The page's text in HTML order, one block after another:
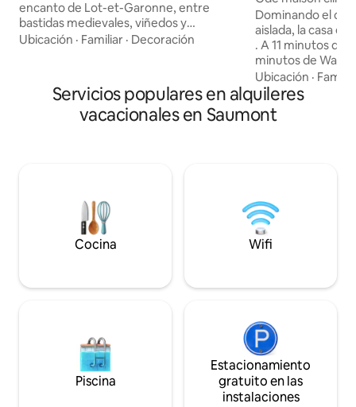
encanto de Lot-et-Garonne, entre
bastidas medievales, viñedos y
gastronomía del suroeste. Disfrute de
Gers, nuestra casa es el punto de partida
perfecto para explorar mercados,
Ubicación · Familiar · Decoración
Agen-Walygator
Dominando el
aislada, la casa
. A 11 minutos de
minutos de
15 minutos de Agen y
vivienda de 170
espacios de vida
con piscina,
comodidades.
Ubicación ·
Servicios populares en alquileres
vacacionales en Saumont
Cocina Wifi
Piscina
Estacionamiento
gratuito en las
instalaciones